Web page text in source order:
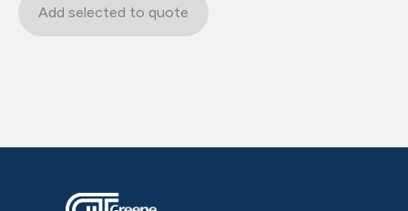
Add selected to quote